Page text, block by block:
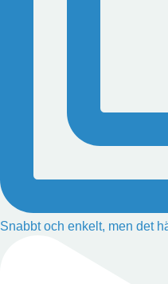
Snabbt och enkelt, men det